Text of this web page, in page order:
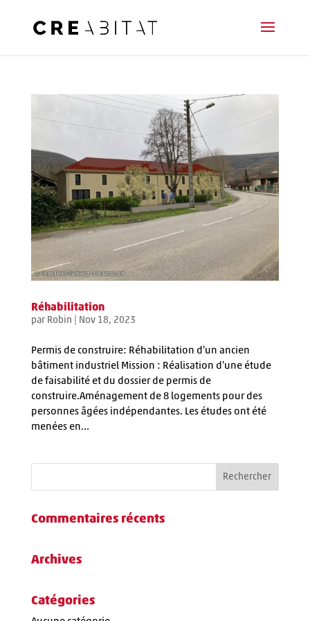
Réhabilitation
par Robin Nov 18, 2023
Permis de construire: Réhabilitation d’un ancien
bâtiment industriel Mission : Réalisation d’une étude
de faisabilité et du dossier de permis de
construire.Aménagement de 8 logements pour des
personnes âgées indépendantes. Les études ont été
menées en...
Commentaires récents
Archives
Catégories